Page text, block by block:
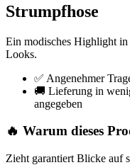
Strumpfhose
Ein modisches Highlight
Looks.
✅ Angenehmer
🚚 Lieferung in
angegeben
🔥 Warum dieses
Zieht garantiert Blicke auf